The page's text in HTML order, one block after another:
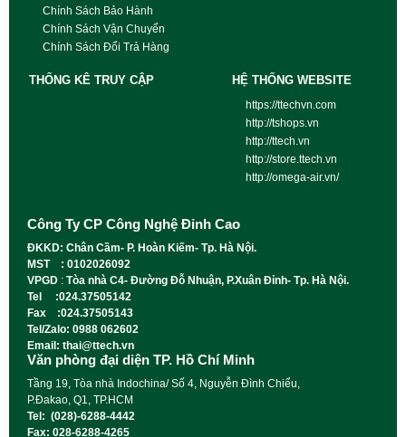
Chính Sách Bảo Hành
Chính Sách Vận Chuyển
Chính Sách Đổi Trả Hàng
THỐNG KÊ TRUY CẬP HỆ THỐNG WEBSITE
https://ttechvn.com
http://tshops.vn
http://ttech.vn
http://store.ttech.vn
http://omega-air.vn/
Công Ty CP Công Nghệ Đỉnh Cao
ĐKKD: Chân Cầm- P. Hoàn Kiếm- Tp. Hà Nội.
MST : 0102026092
VPGD : Tòa nhà C4- Đường Đỗ Nhuận, P.Xuân Đỉnh- Tp. Hà Nội.
Tel :024.37505142
Fax :024.37505143
Tel/Zalo: 0988 062602
Email: thai@ttech.vn
Văn phòng đại diện TP. Hồ Chí Minh
Tầng 19, Tòa nhà Indochina/ Số 4, Nguyễn Đình Chiểu,
P.Đakao, Q1, TP.HCM
Tel: (028)-6288-4442
Fax: 028-6288-4265